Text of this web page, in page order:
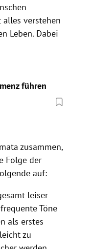
verstehen
Leben. Dabei
führen
zusammen,
Folge der
auf:
leiser
Töne
als erstes
zu